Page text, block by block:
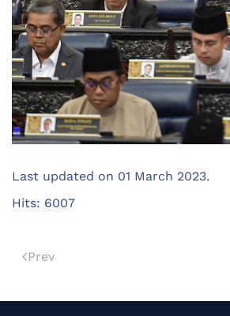
Last updated on 01 March 2023.
Hits: 6007
Prev